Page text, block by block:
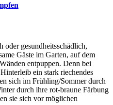
oder gesundheitsschädlich,
Gäste im Garten, auf dem
entpuppen. Denn bei
ein stark riechendes
sich im Frühling/Sommer durch
durch ihre rot-braune Färbung
sie sich vor möglichen